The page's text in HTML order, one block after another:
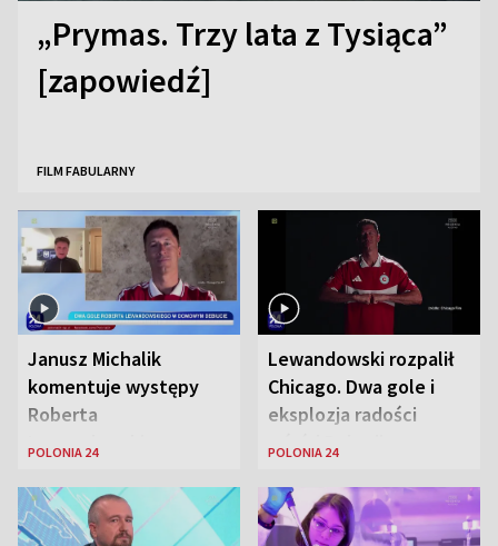
„Prymas. Trzy lata z Tysiąca”
[zapowiedź]
FILM FABULARNY
Janusz Michalik
komentuje występy
Roberta
Lewandowskiego w
Zjednoczonych
POLONIA 24
Lewandowski rozpalił
Chicago. Dwa gole i
eksplozja radości
wśród Polonii
POLONIA 24